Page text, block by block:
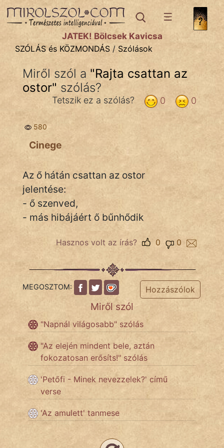
SZÓLÁS ÉS KÖZMONDÁStémák:
Bibliai
Közmondások
Szállóigék
Szóláscsoportok
Szólások
Tréfás
SZÓLÁS
PSZICHO
ZENE
FILM
ÉLETMÓD
MAGYARSÁG
JÁTÉK! Bölcsek Kavicsa
SZÓLÁS és KÖZMONDÁS / Szólások
Miről szól a "Rajta csattan az
ostor" szólás?
0
0
Tetszik ez a szólás?
580
Cinege
Az ő hátán csattan az ostor
jelentése:
- ő szenved,
- más hibájáért ő bűnhődik
Hasznos volt az írás? 0
0
MEGOSZTOM: Hozzászólok
Miről szól
"Napnál világosabb" szólás
"Az elején mindent bele, aztán
fokozatosan erősíts!" szólás
'Petőfi - Minek nevezzelek?' című
verse
'Az amulett' tanmese